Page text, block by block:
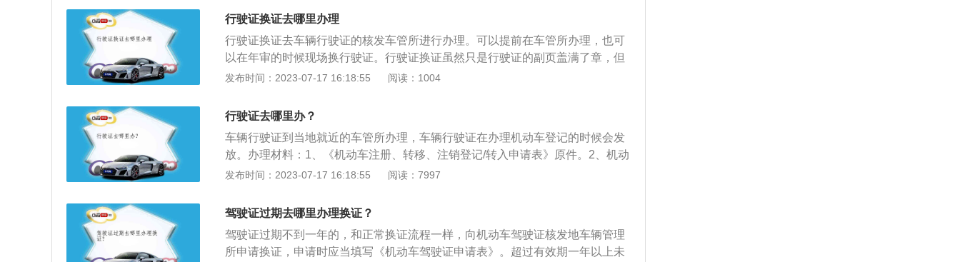
完成后可以选择取证的方式。取证的方式可以通过自取或者是通过快递邮寄进行
选择，选择完成后需要输入个人手机验证码，输入完成后手续办理完毕。异地换
证的时候操作流程并不是特别繁琐，机动车驾驶证可以提前90天的时间办理完
片，医疗机构压照片盖章；(三)机动车驾驶人填写《机动车驾驶证申请表》，表
上需粘贴照片；(四)机动车驾驶证应当没有被暂扣、注销、吊销、撤消和记分达
到12分、违法行为未处理、未缴纳罚款等情形。如有上述情形应将上述情形处理
完毕后换证。(五)机动车驾驶人持身体条件证明、《机动车驾驶证申请表》、机
动车驾驶证、机动车驾驶人照片向机动车驾驶证核发地车辆管理所申请换证。登
证业务流程。第一步，认真阅读期满换证业务须知后，您可以点击（阅读并同
意），确认用户申告内容，进入驾驶人信息确认页面，确认信息包括姓名、驾驶
证号码、有效期止日期等。第二步，您可以选择自取或邮寄两种方式。如自取，
步），进入期满换证提交页面，再次确认所填资料信息无误后，获取手机短信验
成功后，可通过（首页）-（网办进度）功能随时查看业务办理进度，网办中心工
作人员将在1个工作日内受理您的业务。1、对于选择邮寄的，邮政工作人员会将
新驾驶证快递到您填写的收件地址处，快递员派送邮件的同时收取邮寄费用。
行驶证换证去哪里办理
行驶证换证去车辆行驶证的核发车管所进行办理。可以提前在车管所办理，也可
以在年审的时候现场换行驶证。行驶证换证虽然只是行驶证的副页盖满了章，但
更换的时候还是需要和主页一起进行更换，不能单独更换副页。更换机动车行驶
份证原件和复印件。2、机动车行驶证的原件。3、机动车安全检验的合格证明原
件，符合免检条件的车辆除外。4、交强险凭证原件。5、有效期内的车船税证
明。6、更换者本人的《补领、换领机动车行驶证申请表》。更换机动车行驶证
的办理流程：准备好资料到检测机构领取盖好章的年审表，之后到机动车检验点
进行车辆线上检测。合格之后，携带好资料到车管所领取机动车检验合格标志和
发布时间：2023-07-17 16:18:55 阅读：1004
行驶证去哪里办？
车辆行驶证到当地就近的车管所办理，车辆行驶证在办理机动车登记的时候会发
放。办理材料：1、《机动车注册、转移、注销登记/转入申请表》原件。2、机动
车所有人身份证明原件和复印件。3、机动车的来历证明。4、国产机动车整车出
明或者免税凭证。6、机动车交通事故责任强制保险凭证。7、车船税纳税或者免
税证明。
发布时间：2023-07-17 16:18:55 阅读：7997
驾驶证过期去哪里办理换证？
驾驶证过期不到一年的，和正常换证流程一样，向机动车驾驶证核发地车辆管理
所申请换证，申请时应当填写《机动车驾驶证申请表》。超过有效期一年以上未